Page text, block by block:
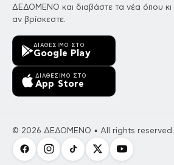
ΔΕΔΟΜΕΝΟ και διαβάστε τα νέα όπου κι
αν βρίσκεστε.
ΔΙΑΘΈΣΙΜΟ ΣΤΟ
Google Play
ΔΙΑΘΈΣΙΜΟ ΣΤΟ
App Store
© 2026 ΔΕΔΟΜΕΝΟ • All rights reserved.